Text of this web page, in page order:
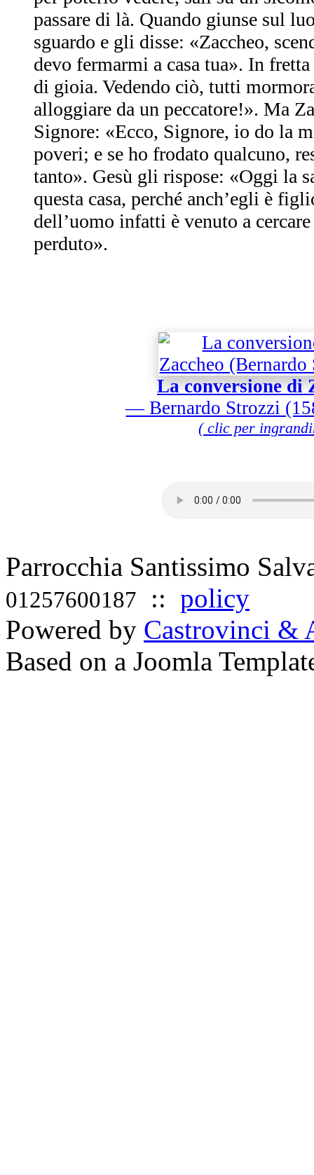
passare di là. Quando giunse sul
sguardo e gli disse: «Zaccheo,
devo fermarmi a casa tua». In
di gioia. Vedendo ciò, tutti
alloggiare da un peccatore!». Ma
Signore: «Ecco, Signore, io do la
poveri; e se ho frodato qualcuno,
tanto». Gesù gli rispose: «Oggi la
questa casa, perché anch’egli è
dell’uomo infatti è venuto a
perduto».
La conversione di
— Bernardo Strozzi
( clic per
Parrocchia Santissimo
01257600187 :: policy
Powered by Castrovinci &
Based on a Joomla